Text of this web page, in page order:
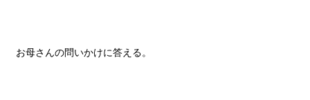
お母さんの問いかけに答える。